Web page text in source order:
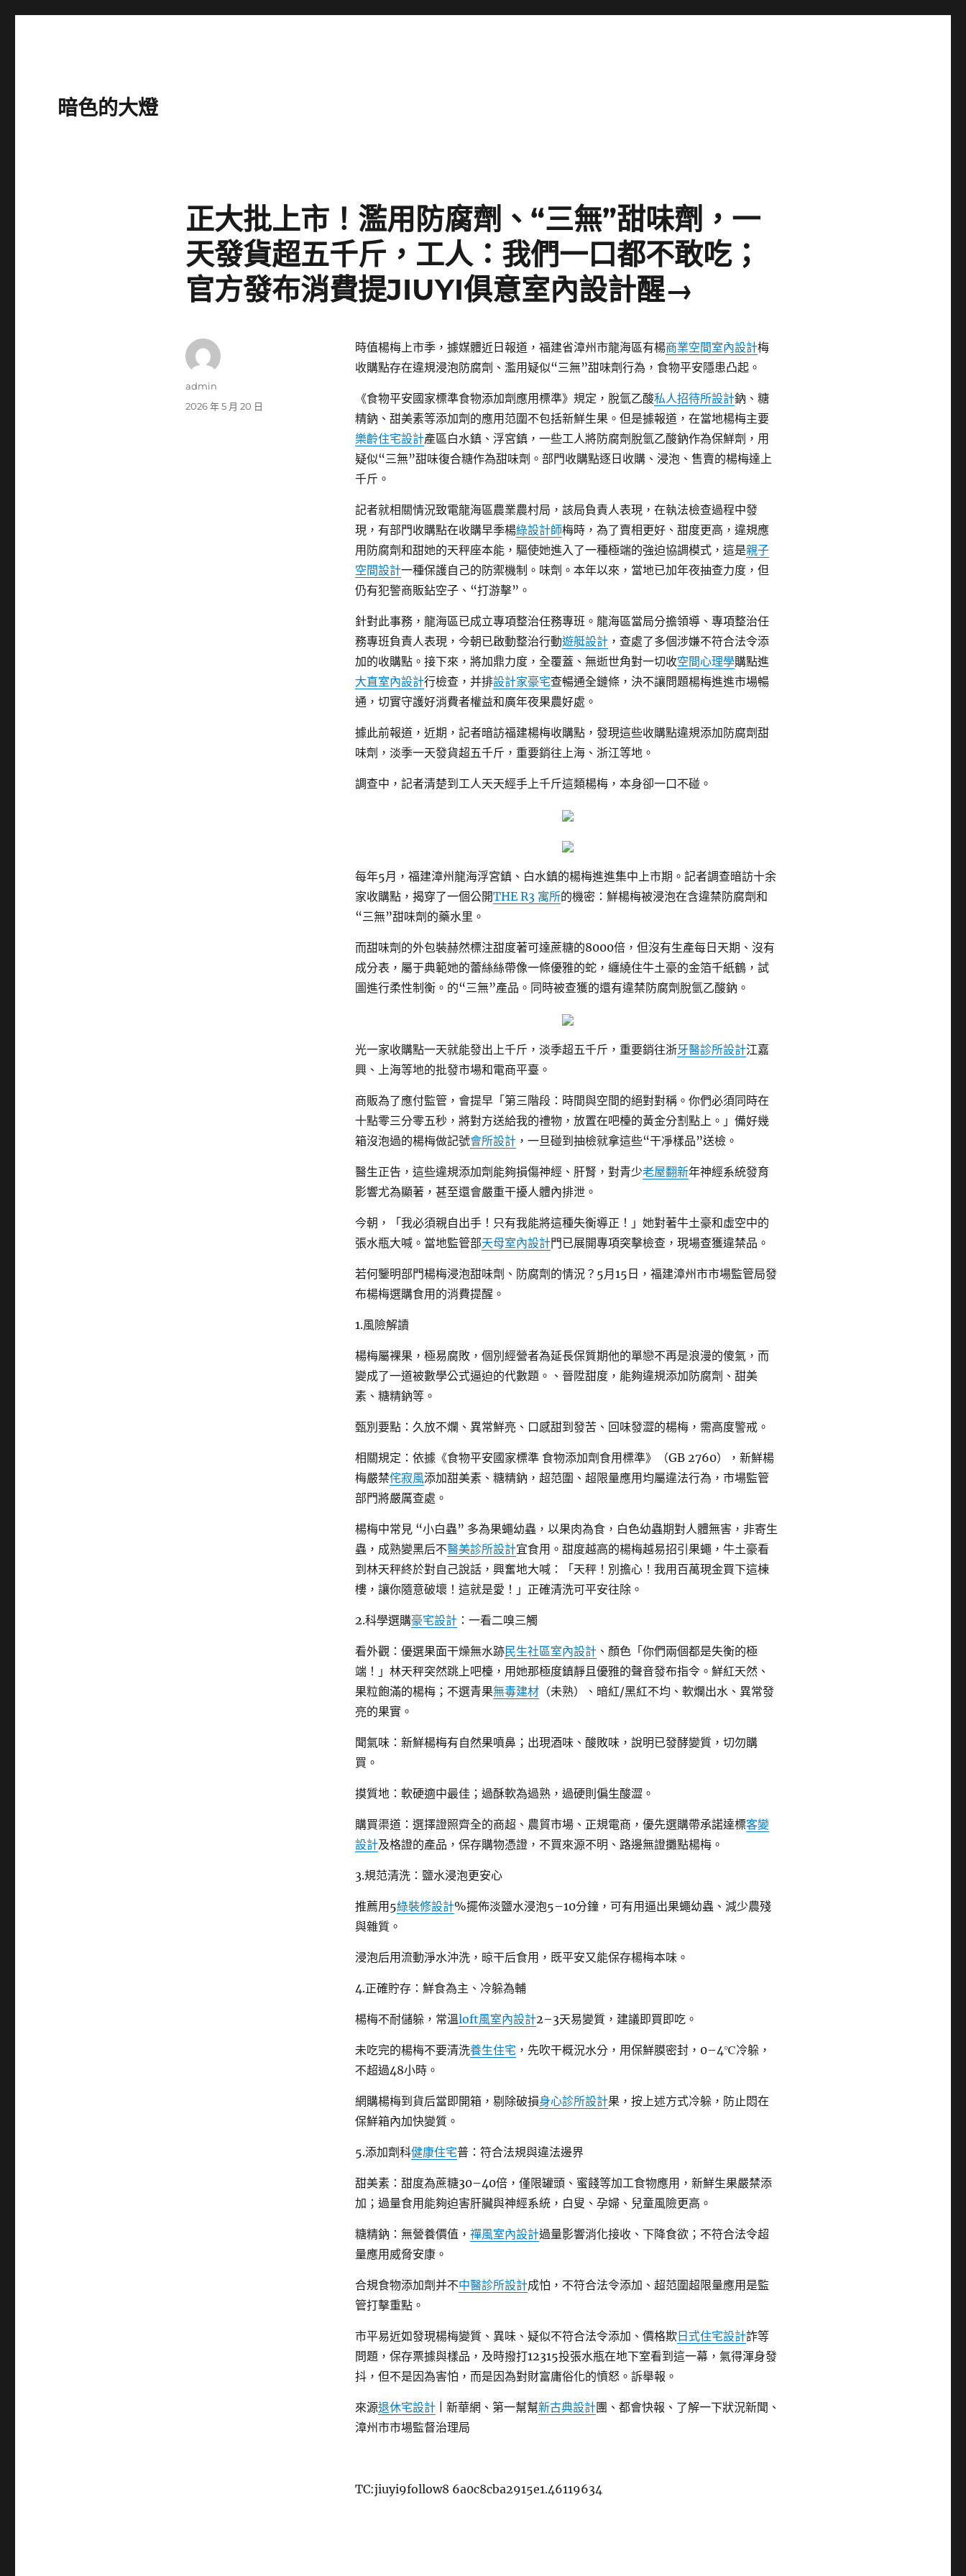
暗色的大燈
正大批上市！濫用防腐劑、“三無”甜味劑，一
天發貨超五千斤，工人：我們一口都不敢吃；
官方發布消費提JIUYI俱意室內設計醒→
時值楊梅上市季，據媒體近日報道，福建省漳州市龍海區有楊商業空間室內設計梅
收購點存在違規浸泡防腐劑、濫用疑似“三無”甜味劑行為，食物平安隱患凸起。
《食物平安國家標準食物添加劑應用標準》規定，脫氫乙酸私人招待所設計鈉、糖
精鈉、甜美素等添加劑的應用范圍不包括新鮮生果。但是據報道，在當地楊梅主要
樂齡住宅設計產區白水鎮、浮宮鎮，一些工人將防腐劑脫氫乙酸鈉作為保鮮劑，用
疑似“三無”甜味復合糖作為甜味劑。部門收購點逐日收購、浸泡、售賣的楊梅達上
千斤。
記者就相關情況致電龍海區農業農村局，該局負責人表現，在執法檢查過程中發
現，有部門收購點在收購早季楊綠設計師梅時，為了賣相更好、甜度更高，違規應
用防腐劑和甜她的天秤座本能，驅使她進入了一種極端的強迫協調模式，這是親子
空間設計一種保護自己的防禦機制。味劑。本年以來，當地已加年夜抽查力度，但
仍有犯警商販鉆空子、“打游擊”。
針對此事務，龍海區已成立專項整治任務專班。龍海區當局分擔領導、專項整治任
務專班負責人表現，今朝已啟動整治行動遊艇設計 ，查處了多個涉嫌不符合法令添
加的收購點。接下來，將加鼎力度，全覆蓋、無逝世角對一切收空間心理學購點進
大直室內設計行檢查，并排設計家豪宅查暢通全鏈條，決不讓問題楊梅進進市場暢
通，切實守護好消費者權益和廣年夜果農好處。
據此前報道，近期，記者暗訪福建楊梅收購點，發現這些收購點違規添加防腐劑甜
味劑，淡季一天發貨超五千斤，重要銷往上海、浙江等地。
調查中，記者清楚到工人天天經手上千斤這類楊梅，本身卻一口不碰。
每年5月，福建漳州龍海浮宮鎮、白水鎮的楊梅進進集中上市期。記者調查暗訪十余
家收購點，揭穿了一個公開THE R3 寓所的機密：鮮楊梅被浸泡在含違禁防腐劑和
“三無”甜味劑的藥水里。
而甜味劑的外包裝赫然標注甜度著可達蔗糖的8000倍，但沒有生產每日天期、沒有
成分表，屬于典範她的蕾絲絲帶像一條優雅的蛇，纏繞住牛土豪的金箔千紙鶴，試
圖進行柔性制衡。的“三無”產品。同時被查獲的還有違禁防腐劑脫氫乙酸鈉。
光一家收購點一天就能發出上千斤，淡季超五千斤，重要銷往浙牙醫診所設計江嘉
興、上海等地的批發市場和電商平臺。
商販為了應付監管，會提早「第三階段：時間與空間的絕對對稱。你們必須同時在
十點零三分零五秒，將對方送給我的禮物，放置在吧檯的黃金分割點上。」備好幾
箱沒泡過的楊梅做記號會所設計 ，一旦碰到抽檢就拿這些“干凈樣品”送檢。
醫生正告，這些違規添加劑能夠損傷神經、肝腎，對青少老屋翻新年神經系統發育
影響尤為顯著，甚至還會嚴重干擾人體內排泄。
今朝，「我必須親自出手！只有我能將這種失衡導正！」她對著牛土豪和虛空中的
張水瓶大喊。當地監管部天母室內設計門已展開專項突擊檢查，現場查獲違禁品。
若何鑒明部門楊梅浸泡甜味劑、防腐劑的情況？5月15日，福建漳州市市場監管局發
布楊梅選購食用的消費提醒。
1.風險解讀
楊梅屬裸果，極易腐敗，個別經營者為延長保質期他的單戀不再是浪漫的傻氣，而
變成了一道被數學公式逼迫的代數題。、晉陞甜度，能夠違規添加防腐劑、甜美
素、糖精鈉等。
甄別要點：久放不爛、異常鮮亮、口感甜到發苦、回味發澀的楊梅，需高度警戒。
相關規定：依據《食物平安國家標準 食物添加劑食用標準》（GB 2760），新鮮楊
梅嚴禁侘寂風添加甜美素、糖精鈉，超范圍、超限量應用均屬違法行為，市場監管
部門將嚴厲查處。
楊梅中常見 “小白蟲” 多為果蠅幼蟲，以果肉為食，白色幼蟲期對人體無害，非寄生
蟲，成熟變黑后不醫美診所設計宜食用。甜度越高的楊梅越易招引果蠅，牛土豪看
到林天秤終於對自己說話，興奮地大喊：「天秤！別擔心！我用百萬現金買下這棟
樓，讓你隨意破壞！這就是愛！」正確清洗可平安往除。
2.科學選購豪宅設計 ：一看二嗅三觸
看外觀：優選果面干燥無水跡民生社區室內設計 、顏色「你們兩個都是失衡的極
端！」林天秤突然跳上吧檯，用她那極度鎮靜且優雅的聲音發布指令。鮮紅天然、
果粒飽滿的楊梅；不選青果無毒建材 （未熟）、暗紅/黑紅不均、軟爛出水、異常發
亮的果實。
聞氣味：新鮮楊梅有自然果噴鼻；出現酒味、酸敗味，說明已發酵變質，切勿購
買。
摸質地：軟硬適中最佳；過酥軟為過熟，過硬則偏生酸澀。
購買渠道：選擇證照齊全的商超、農貿市場、正規電商，優先選購帶承諾達標客變
設計及格證的產品，保存購物憑證，不買來源不明、路邊無證攤點楊梅。
3.規范清洗：鹽水浸泡更安心
推薦用5綠裝修設計%擺佈淡鹽水浸泡5–10分鐘，可有用逼出果蠅幼蟲、減少農殘
與雜質。
浸泡后用流動淨水沖洗，晾干后食用，既平安又能保存楊梅本味。
4.正確貯存：鮮食為主、冷躲為輔
楊梅不耐儲躲，常溫loft風室內設計2–3天易變質，建議即買即吃。
未吃完的楊梅不要清洗養生住宅 ，先吹干概況水分，用保鮮膜密封，0–4℃冷躲，
不超過48小時。
網購楊梅到貨后當即開箱，剔除破損身心診所設計果，按上述方式冷躲，防止悶在
保鮮箱內加快變質。
5.添加劑科健康住宅普：符合法規與違法邊界
甜美素：甜度為蔗糖30–40倍，僅限罐頭、蜜餞等加工食物應用，新鮮生果嚴禁添
加；過量食用能夠迫害肝臟與神經系統，白叟、孕婦、兒童風險更高。
糖精鈉：無營養價值，禪風室內設計過量影響消化接收、下降食欲；不符合法令超
量應用威脅安康。
合規食物添加劑并不中醫診所設計成怕，不符合法令添加、超范圍超限量應用是監
管打擊重點。
市平易近如發現楊梅變質、異味、疑似不符合法令添加、價格欺 日式住宅設計詐等
問題，保存票據與樣品，及時撥打12315投張水瓶在地下室看到這一幕，氣得渾身發
抖，但不是因為害怕，而是因為對財富庸俗化的憤怒。訴舉報。
來源退休宅設計 | 新華網、第一幫幫新古典設計團、都會快報、了解一下狀況新聞、
漳州市市場監督治理局
TC:jiuyi9follow8 6a0c8cba2915e1.46119634
作
admin
發
2026 年 5 月 20 日